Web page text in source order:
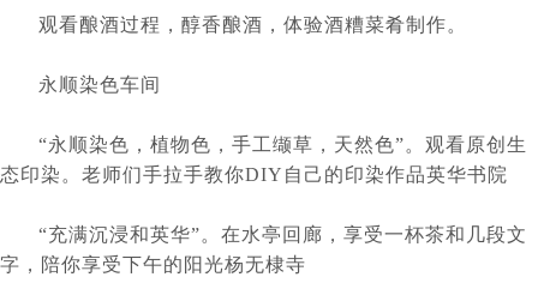
	观看酿酒过程，醇香酿酒，体验酒糟菜肴制作。
	永顺染色车间
态印染。老师们手拉手教你DIY自己的印染作品英华书院
字，陪你享受下午的阳光杨无棣寺